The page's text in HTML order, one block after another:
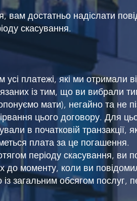
вам достатньо надіслати
скасування.
платежі, які ми отримали
із тим, що ви вибрали
мати), негайно та не
цього договору. Для
в початковій транзакції,
плата за це погашення.
періоду скасування, ви
до моменту, коли ви
загальним обсягом послуг,